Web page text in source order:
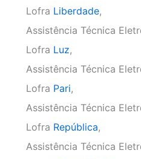
Lofra Liberdade,
Assistência Técnica
Lofra Luz,
Assistência Técnica
Lofra Pari,
Assistência Técnica
Lofra República,
Assistência Técnica